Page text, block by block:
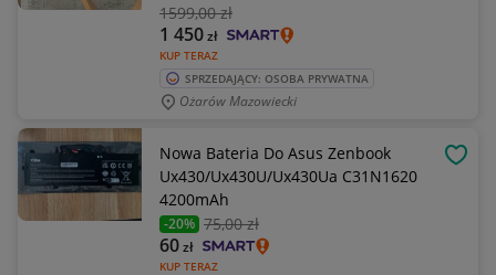
1599,00 zł
KUP TERAZ
1 450zł
SPRZEDAJĄCY: OSOBA PRYWATNA
Ożarów Mazowiecki
Nowa Bateria Do Asus Zenbook
Ux430/Ux430U/Ux430Ua C31N1620
4200mAh
-20% 75,00 zł
KUP TERAZ
60zł